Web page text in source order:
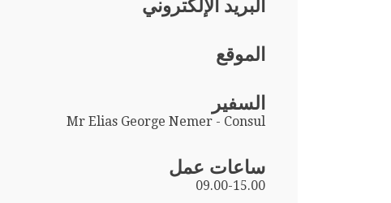
البريد الإلكتروني
الموقع
السفير
Mr Elias George Nemer - Consul
ساعات عمل
09.00-15.00